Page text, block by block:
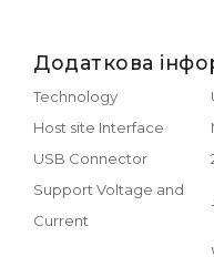
Додаткова
Technology
Host site Interface
USB Connector
Support Voltage and
Current